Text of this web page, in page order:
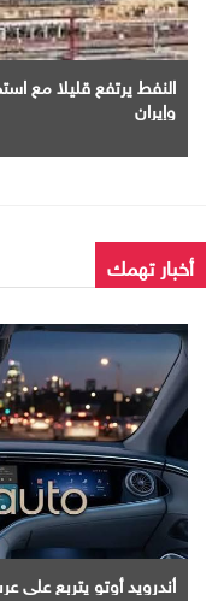
النفط يرتفع قليلا مع
وإيران
أخبار تهمك
أندرويد أوتو يتربع علي